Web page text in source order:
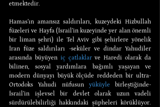
etmektedir.
Hamas’ın amansız saldırıları, kuzeydeki Hizbullah
füzeleri ve Hayfa (İsrail’in kuzeyinde yer alan önemli
bir liman şehri) ile Tel Aviv gibi şehirlere yönelik
İran füze saldırıları -seküler ve dindar Yahudiler
arasında büyüyen iç çatlaklar ve Haredi olarak da
bilinen, sosyal yardımlara bağımlı yaşayan ve
modern dünyayı büyük ölçüde reddeden bir ultra-
Ortodoks Yahudi nüfusun yüküyle birleştiğinde-
İsrail’in işlevsel bir devlet olarak uzun vadeli
sürdürülebilirliği hakkındaki şüpheleri körüklüyor.